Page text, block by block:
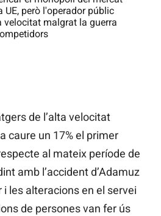
però l'operador públic
malgrat la guerra
de l’alta velocitat
caure un 17% el primer
al mateix període de
amb l’accident d’Adamuz
les alteracions en el servei
de persones van fer ús